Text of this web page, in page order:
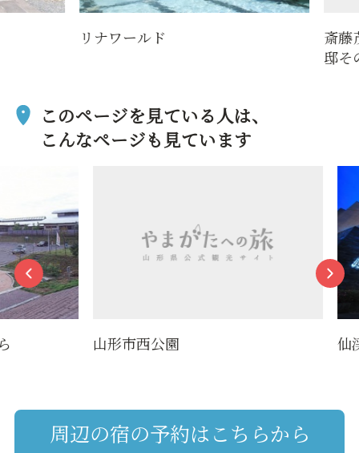
リナワールド
斎藤
邸そ
このページを見ている人は、
こんなページも見ています
山形市西公園 仙渓
周辺の宿の予約はこちらから